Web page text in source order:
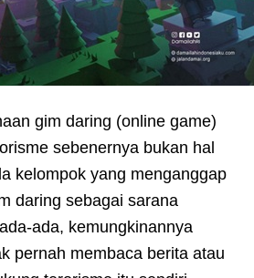
gim daring (online game)
sebenernya bukan hal
kelompok yang menganggap
daring sebagai sarana
ada, kemungkinannya
pernah membaca berita atau